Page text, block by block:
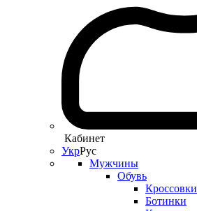
Кабинет
УкрРус
Мужчины
Обувь
Кроссовки
Ботинки